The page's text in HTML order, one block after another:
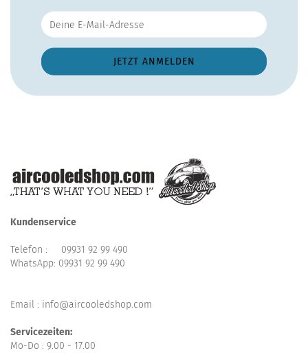
Kundenservice
Telefon : 09931 92 99 490
WhatsApp: 09931 92 99 490
Email : info@aircooledshop.com
Servicezeiten:
Mo-Do : 9.00 - 17.00